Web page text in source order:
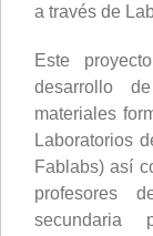
a través de
Este
desarrollo
materiales
Laboratorios
Fablabs) así
profesores
secundaria